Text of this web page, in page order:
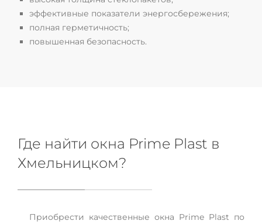
эффективные показатели энергосбережения;
полная герметичность;
повышенная безопасность.
Где найти окна Prime Plast в
Хмельницком?
Приобрести качественные окна Prime Plast по